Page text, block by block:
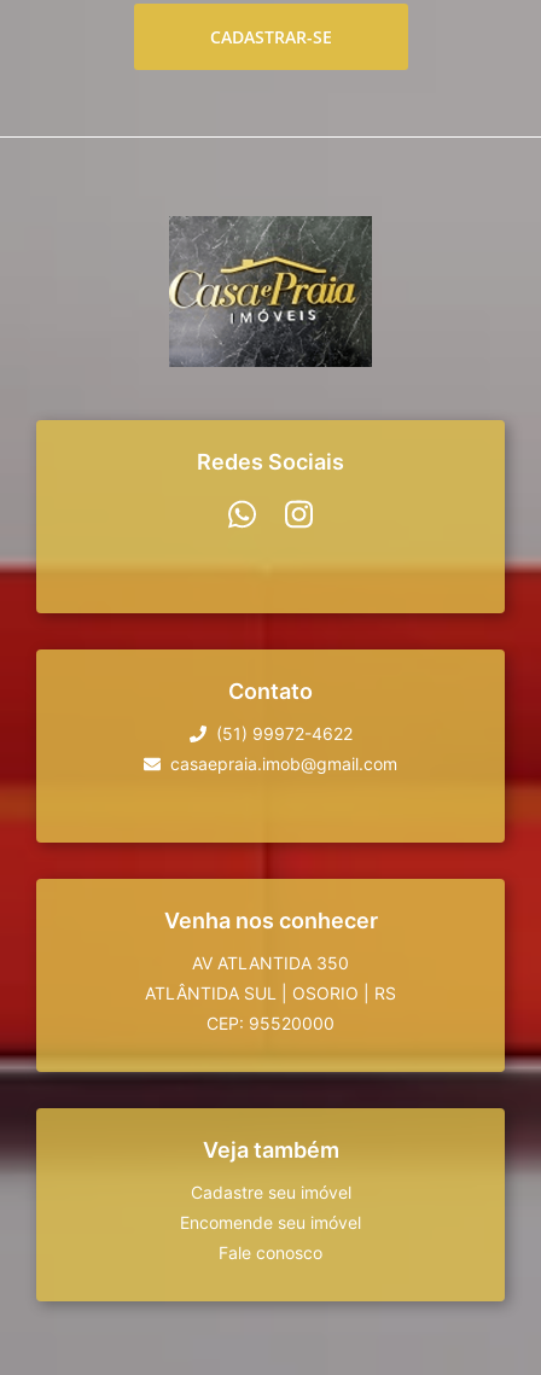
CADASTRAR-SE
Redes Sociais
Contato
(51) 99972-4622
casaepraia.imob@gmail.com
Venha nos conhecer
AV ATLANTIDA 350
ATLÂNTIDA SUL
OSORIO
RS
CEP: 95520000
Veja também
Cadastre seu imóvel
Encomende seu imóvel
Fale conosco